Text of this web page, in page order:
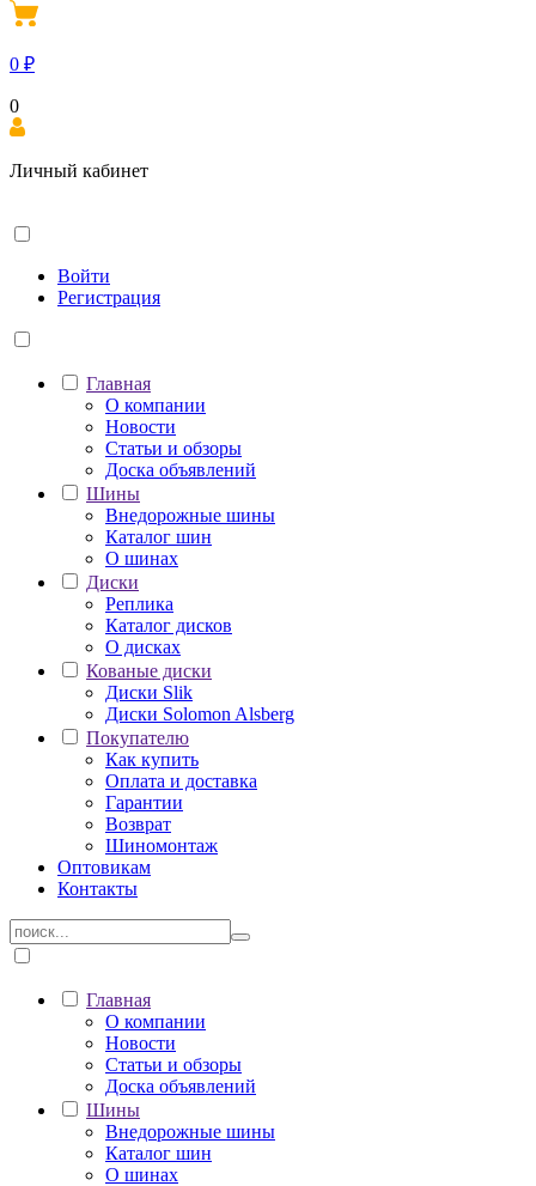
0 ₽
0
Личный кабинет
Войти
Регистрация
Главная
О компании
Новости
Статьи и обзоры
Доска объявлений
Шины
Внедорожные шины
Каталог шин
О шинах
Диски
Реплика
Каталог дисков
О дисках
Кованые диски
Диски Slik
Диски Solomon Alsberg
Покупателю
Как купить
Оплата и доставка
Гарантии
Возврат
Шиномонтаж
Оптовикам
Контакты
Главная
О компании
Новости
Статьи и обзоры
Доска объявлений
Шины
Внедорожные шины
Каталог шин
О шинах